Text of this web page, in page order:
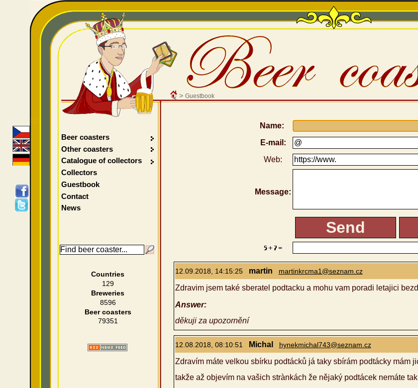
> Guestbook
Name:
E-mail:
Web:
Message:
12.09.2018, 14:15:25 martin martinkrcma1@seznam.cz
Zdravim jsem také sberatel podtacku a mohu vam poradi letajici
Answer:
děkuji za upozornění
12.08.2018, 08:10:51 Michal hynekmichal743@seznam.cz
Zdravím máte velkou sbírku podtácků já taky sbírám podtácky mám
takže až objevím na vašich strànkách že nějaký podtácek nemáte
Beer coasters
Other coasters
Catalogue of collectors
Collectors
Guestbook
Contact
News
Countries
129
Breweries
8596
Beer coasters
79351